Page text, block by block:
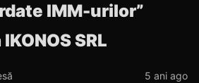
IMM-urilor”
SRL
5 ani ago